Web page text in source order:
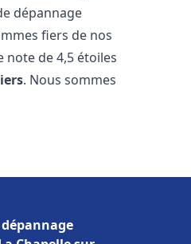
dépannage
fiers de nos
de 4,5 étoiles
. Nous sommes